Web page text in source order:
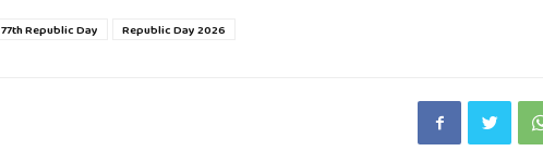
77th Republic Day Republic Day 2026